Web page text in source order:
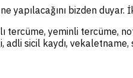
bizden duyar.
tercüme, yeminli tercüme,
sicil kaydı,